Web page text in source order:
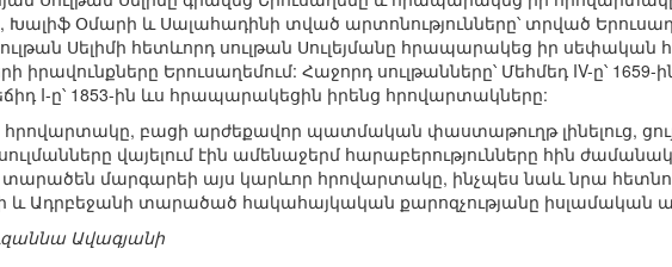
Խալիֆ Օմարի և Սալահադինի տված արտոնությունները՝ տրված
Սելիմի հետևորդ սուլթան Սուլեյմանը հրապարակեց իր սեփական
Երուսաղեմում: Հաջորդ սուլթանները՝ Մեհմեդ IV-ը՝ 1659-
I-ը՝ 1853-ին ևս հրապարակեցին իրենց հրովարտակները:
բացի արժեքավոր պատմական փաստաթուղթ լինելուց,
վայելում էին ամենաջերմ հարաբերությունները հին
տարածեն մարգարեի այս կարևոր հրովարտակը, ինչպես նաև նրա
և Ադրբեջանի տարածած հակահայկական քարոզչությանը իսլամական
Ավագյանի